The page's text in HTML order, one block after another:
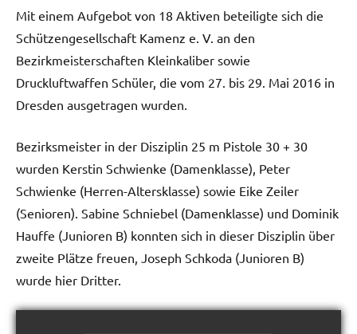
Mit einem Aufgebot von 18 Aktiven beteiligte sich die
Schützengesellschaft Kamenz e. V. an den
Bezirkmeisterschaften Kleinkaliber sowie
Druckluftwaffen Schüler, die vom 27. bis 29. Mai 2016 in
Dresden ausgetragen wurden.
Bezirksmeister in der Disziplin 25 m Pistole 30 + 30
wurden Kerstin Schwienke (Damenklasse), Peter
Schwienke (Herren-Altersklasse) sowie Eike Zeiler
(Senioren). Sabine Schniebel (Damenklasse) und Dominik
Hauffe (Junioren B) konnten sich in dieser Disziplin über
zweite Plätze freuen, Joseph Schkoda (Junioren B)
wurde hier Dritter.